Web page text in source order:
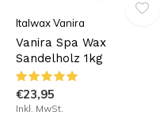
Italwax Vanira
Vanira Spa Wax
Sandelholz 1kg
€23,95
Inkl. MwSt.